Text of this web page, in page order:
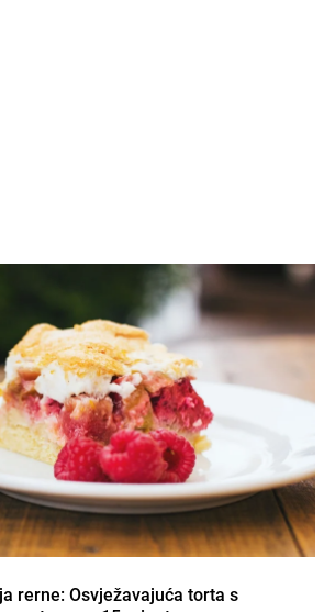
rerne: Osvježavajuća torta s